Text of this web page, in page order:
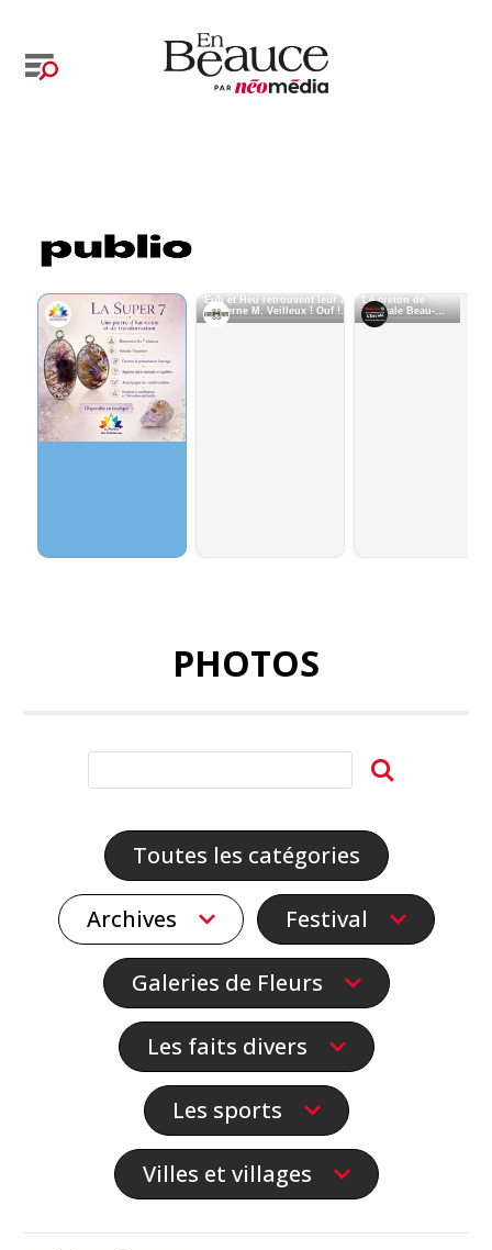
PHOTOS
Toutes les catégories
Archives Festival
Galeries de Fleurs
Les faits divers
Les sports
Villes et villages